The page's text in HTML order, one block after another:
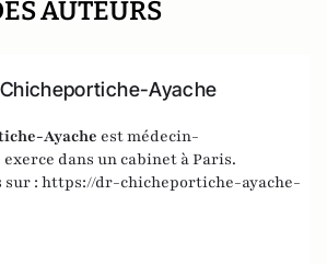
AUTEURS
Ayache
Ayache est médecin-
dans un cabinet à Paris.
: https://dr-chicheportiche-ayache-